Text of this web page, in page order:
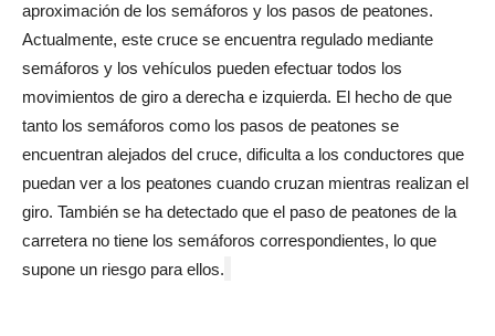
aproximación de los semáforos y los pasos de peatones.
Actualmente, este cruce se encuentra regulado mediante
semáforos y los vehículos pueden efectuar todos los
movimientos de giro a derecha e izquierda. El hecho de que
tanto los semáforos como los pasos de peatones se
encuentran alejados del cruce, dificulta a los conductores que
puedan ver a los peatones cuando cruzan mientras realizan el
giro. También se ha detectado que el paso de peatones de la
carretera no tiene los semáforos correspondientes, lo que
supone un riesgo para ellos.